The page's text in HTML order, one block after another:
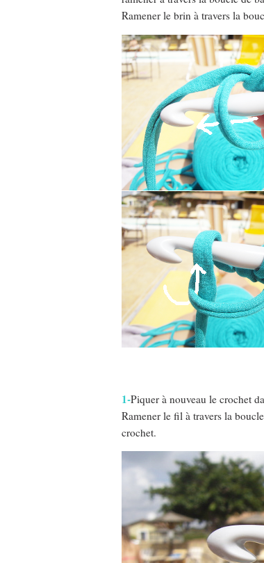
Ramener le brin à travers la
1-Piquer à nouveau le crochet
Ramener le fil à travers la
crochet.